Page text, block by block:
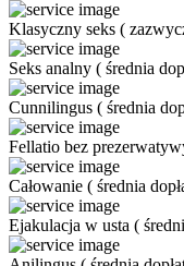
Klasyczny seks (
Seks analny ( średnia
Cunnilingus ( średnia
Fellatio bez
Całowanie ( średnia
Ejakulacja w usta (